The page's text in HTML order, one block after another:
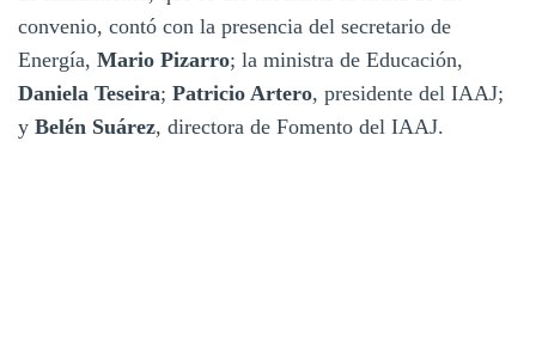
convenio, contó con la presencia del secretario de
Energía, Mario Pizarro; la ministra de Educación,
Daniela Teseira; Patricio Artero, presidente del IAAJ;
y Belén Suárez, directora de Fomento del IAAJ.